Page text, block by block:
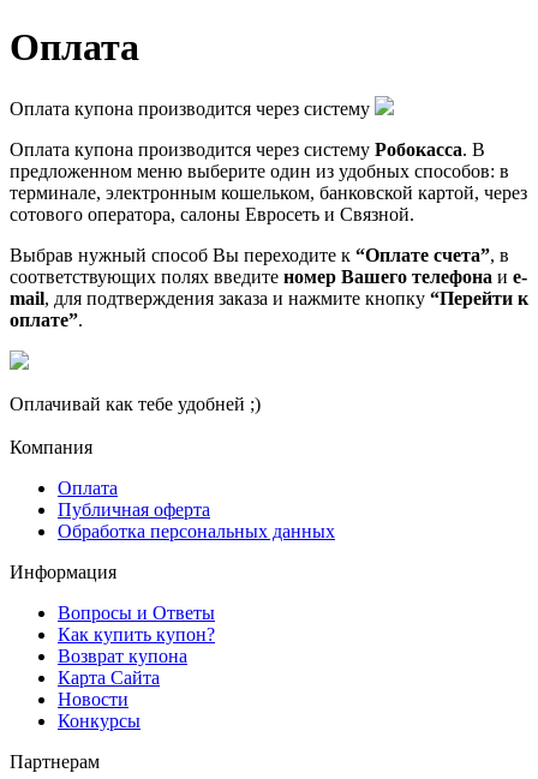
Оплата
Оплата купона производится через систему
Оплата купона производится через систему Робокасса. В
предложенном меню выберите один из удобных способов: в
терминале, электронным кошельком, банковской картой, через
сотового оператора, салоны Евросеть и Связной.
Выбрав нужный способ Вы переходите к “Оплате счета”, в
соответствующих полях введите номер Вашего телефона и e-
mail, для подтверждения заказа и нажмите кнопку “Перейти к
оплате”.
Оплачивай как тебе удобней ;)
Компания
Оплата
Публичная оферта
Обработка персональных данных
Информация
Вопросы и Ответы
Как купить купон?
Возврат купона
Карта Сайта
Новости
Конкурсы
Партнерам